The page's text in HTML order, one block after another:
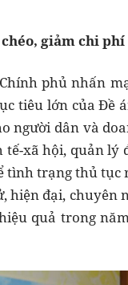
giảm chi phí
phủ nhấn
tiêu lớn của Đề
người dân và
xã hội, quản lý
tình trạng thủ tục
đại, chuyên
quả trong